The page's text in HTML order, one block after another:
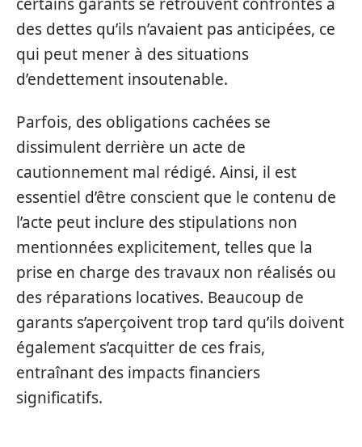
des dettes qu’ils n’avaient pas anticipées, ce
qui peut mener à des situations
d’endettement insoutenable.
Parfois, des obligations cachées se
dissimulent derrière un acte de
cautionnement mal rédigé. Ainsi, il est
essentiel d’être conscient que le contenu de
l’acte peut inclure des stipulations non
mentionnées explicitement, telles que la
prise en charge des travaux non réalisés ou
des réparations locatives. Beaucoup de
garants s’aperçoivent trop tard qu’ils doivent
également s’acquitter de ces frais,
entraînant des impacts financiers
significatifs.